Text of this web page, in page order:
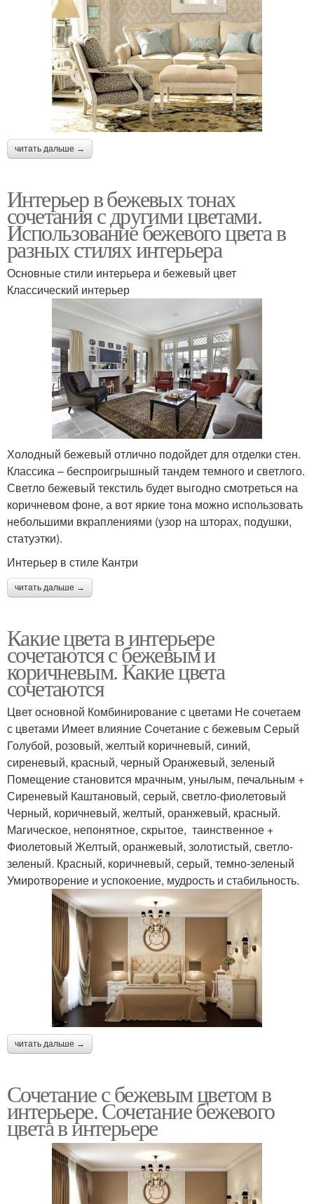
читать дальше →
Интерьер в бежевых тонах
сочетания с другими цветами.
Использование бежевого цвета в
разных стилях интерьера
Основные стили интерьера и бежевый цвет
Классический интерьер
Холодный бежевый отлично подойдет для отделки стен.
Классика – беспроигрышный тандем темного и светлого.
Светло бежевый текстиль будет выгодно смотреться на
коричневом фоне, а вот яркие тона можно использовать
небольшими вкраплениями (узор на шторах, подушки,
статуэтки).
Интерьер в стиле Кантри
читать дальше →
Какие цвета в интерьере
сочетаются с бежевым и
коричневым. Какие цвета
сочетаются
Цвет основной Комбинирование с цветами Не сочетаем
с цветами Имеет влияние Сочетание с бежевым Серый
Голубой, розовый, желтый коричневый, синий,
сиреневый, красный, черный Оранжевый, зеленый
Помещение становится мрачным, унылым, печальным +
Сиреневый Каштановый, серый, светло-фиолетовый
Черный, коричневый, желтый, оранжевый, красный.
Магическое, непонятное, скрытое, таинственное +
Фиолетовый Желтый, оранжевый, золотистый, светло-
зеленый. Красный, коричневый, серый, темно-зеленый
Умиротворение и успокоение, мудрость и стабильность.
читать дальше →
Сочетание с бежевым цветом в
интерьере. Сочетание бежевого
цвета в интерьере